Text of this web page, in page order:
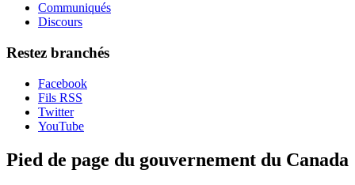
Communiqués
Discours
Restez branchés
Facebook
Fils RSS
Twitter
YouTube
Pied de page du gouvernement du Canada